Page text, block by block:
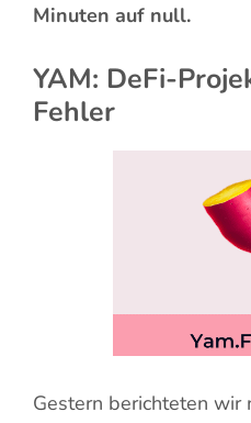
Minuten auf null.
YAM: DeFi-
Fehler
Gestern berichteten wir